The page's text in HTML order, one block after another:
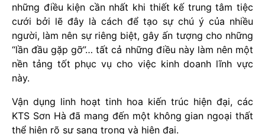
những điều kiện cần nhất khi thiết kế trung tâm tiệc
cưới bởi lẽ đây là cách để tạo sự chú ý của nhiều
người, làm nên sự riêng biệt, gây ấn tượng cho những
“lần đầu gặp gỡ”… tất cả những điều này làm nên một
nền tảng tốt phục vụ cho việc kinh doanh lĩnh vực
này.
Vận dụng linh hoạt tinh hoa kiến trúc hiện đại, các
KTS Sơn Hà đã mang đến một không gian ngoại thất
thể hiện rõ sự sang trọng và hiện đại.